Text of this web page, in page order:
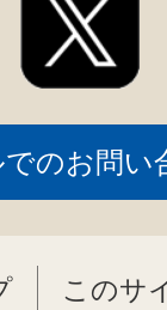
でのお問い
このサ